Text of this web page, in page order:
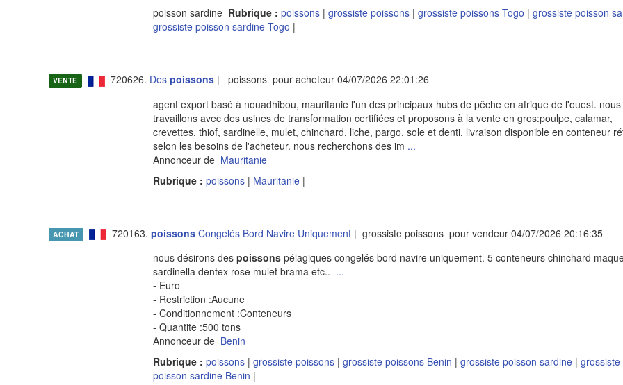
poisson sardine Rubrique : poissons | grossiste poissons| grossiste poissons Togo | grossiste poisson
grossiste poisson sardine Togo |
VENTE 720626. Des poissons| poissons pour acheteur 04/07/2026 22:01:26
agent export basé à nouadhibou, mauritanie l'un des principaux hubs de pêche en afrique de l'ouest. nous
travaillons avec des usines de transformation certifiées et proposons à la vente en gros:poulpe, calamar,
crevettes, thiof, sardinelle, mulet, chinchard, liche, pargo, sole et denti. livraison disponible en conteneur
selon les besoins de l'acheteur. nous recherchons des im ...
Annonceur de Mauritanie
Rubrique : poissons | Mauritanie|
ACHAT 720163. poissonsCongelés Bord Navire Uniquement| grossiste poissons pour vendeur 04/07/2026 20:16:35
nous désirons des poissonspélagiques congelés bord navire uniquement. 5 conteneurs chinchard
sardinella dentex rose mulet brama etc.. ...
- Euro
- Restriction :Aucune
- Conditionnement :Conteneurs
- Quantite :500 tons
Annonceur de Benin
Rubrique : poissons | grossiste poissons| grossiste poissons Benin | grossiste poisson sardine| grossiste
poisson sardine Benin |